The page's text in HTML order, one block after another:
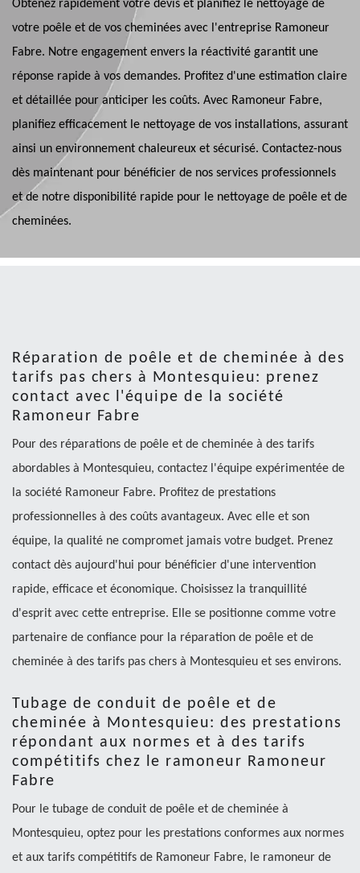
Obtenez rapidement votre devis et planifiez le nettoyage de
votre poêle et de vos cheminées avec l'entreprise Ramoneur
Fabre. Notre engagement envers la réactivité garantit une
réponse rapide à vos demandes. Profitez d'une estimation claire
et détaillée pour anticiper les coûts. Avec Ramoneur Fabre,
planifiez efficacement le nettoyage de vos installations, assurant
ainsi un environnement chaleureux et sécurisé. Contactez-nous
dès maintenant pour bénéficier de nos services professionnels
et de notre disponibilité rapide pour le nettoyage de poêle et de
cheminées.
Réparation de poêle et de cheminée à des
tarifs pas chers à Montesquieu: prenez
contact avec l'équipe de la société
Ramoneur Fabre
Pour des réparations de poêle et de cheminée à des tarifs
abordables à Montesquieu, contactez l'équipe expérimentée de
la société Ramoneur Fabre. Profitez de prestations
professionnelles à des coûts avantageux. Avec elle et son
équipe, la qualité ne compromet jamais votre budget. Prenez
contact dès aujourd'hui pour bénéficier d'une intervention
rapide, efficace et économique. Choisissez la tranquillité
d'esprit avec cette entreprise. Elle se positionne comme votre
partenaire de confiance pour la réparation de poêle et de
cheminée à des tarifs pas chers à Montesquieu et ses environs.
Tubage de conduit de poêle et de
cheminée à Montesquieu: des prestations
répondant aux normes et à des tarifs
compétitifs chez le ramoneur Ramoneur
Fabre
Pour le tubage de conduit de poêle et de cheminée à
Montesquieu, optez pour les prestations conformes aux normes
et aux tarifs compétitifs de Ramoneur Fabre, le ramoneur de